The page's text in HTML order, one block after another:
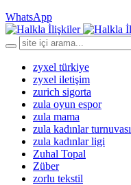
WhatsApp
zyxel türkiye
zyxel iletişim
zurich sigorta
zula oyun espor
zula mama
zula kadınlar turnuvası
zula kadınlar ligi
Zuhal Topal
Züber
zorlu tekstil